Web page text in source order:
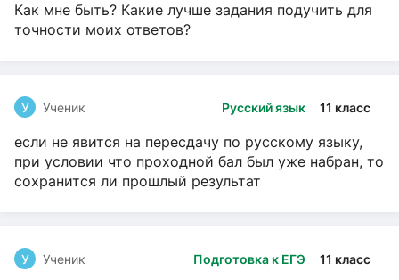
Как мне быть? Какие лучше задания подучить для
точности моих ответов?
Русский язык 11 класс
У Ученик
если не явится на пересдачу по русскому языку,
при условии что проходной бал был уже набран, то
сохранится ли прошлый результат
Подготовка к ЕГЭ 11 класс
У Ученик